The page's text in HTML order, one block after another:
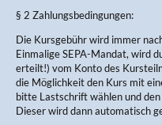
§ 2 Zahlungsbedingungen:
Die Kursgebühr wird immer
Einmalige SEPA-Mandat, wird
erteilt!) vom Konto des
die Möglichkeit den Kurs mit
bitte Lastschrift wählen und
Dieser wird dann automatisch